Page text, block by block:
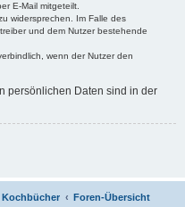
E-Mail mitgeteilt.
widersprechen. Im Falle des
und dem Nutzer bestehende
wenn der Nutzer den
persönlichen Daten sind in der
Kochbücher Foren-Übersicht